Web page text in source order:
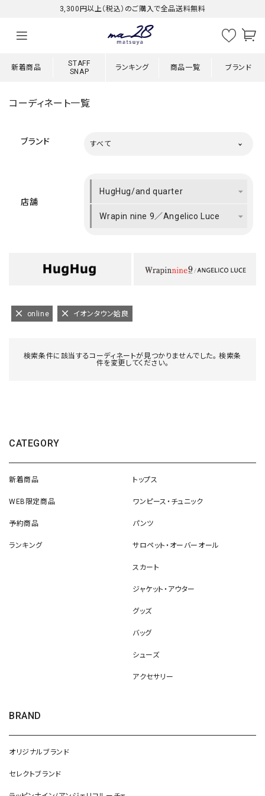
3,300円以上（税込）のご購入で全品送料無料
新着商品
STAFF
SNAP
ランキング 商品一覧 ブランド
コーディネート一覧
ブランド すべて
店舗
HugHug/and quarter
Wrapin nine 9／Angelico Luce
online イオンタウン姶良
検索条件に該当するコーディネートが見つかりませんでした。 検索条
件を変更してください。
CATEGORY
新着商品
WEB限定商品
予約商品
ランキング
トップス
ワンピース・チュニック
パンツ
サロペット・オーバーオール
スカート
ジャケット・アウター
グッズ
バッグ
シューズ
アクセサリー
BRAND
オリジナルブランド
セレクトブランド